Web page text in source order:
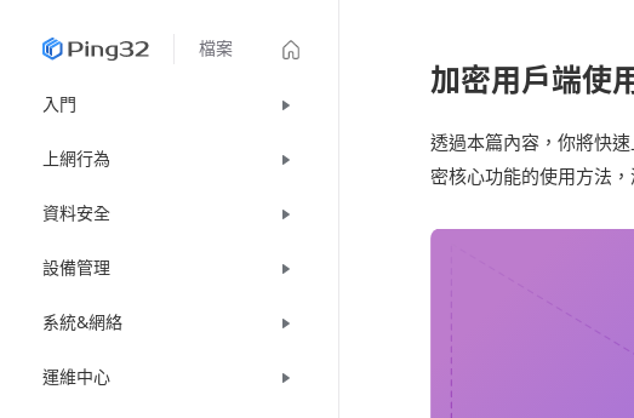
檔案
入門
上網行為
資料安全
設備管理
系統&網絡
運維中心
加密用戶端使
透過本篇內容，你將快
密核心功能的使用方法